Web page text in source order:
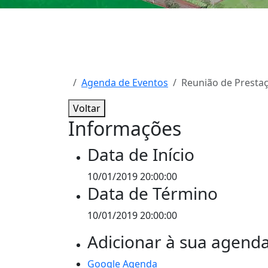
Agenda de Eventos
Reunião de
Voltar
Informações
Data de Início
10/01/2019 20:00:00
Data de Término
10/01/2019 20:00:00
Adicionar à sua
Google Agenda